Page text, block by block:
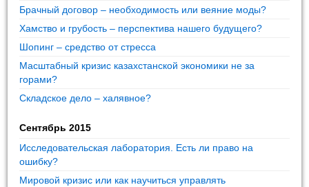
Брачный договор – необходимость или веяние моды?
Хамство и грубость – перспектива нашего будущего?
Шопинг – средство от стресса
Масштабный кризис казахстанской экономики не за
горами?
Складское дело – халявное?
Сентябрь 2015
Исследовательская лаборатория. Есть ли право на
ошибку?
Мировой кризис или как научиться управлять